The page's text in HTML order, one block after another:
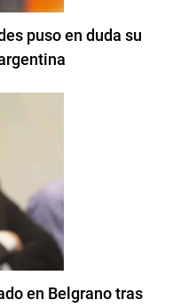
puso en duda su
en Belgrano tras